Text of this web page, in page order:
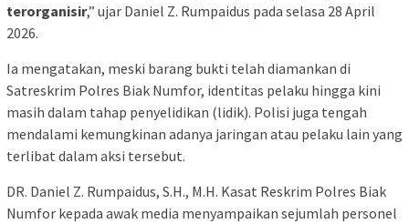
terorganisir,” ujar Daniel Z. Rumpaidus pada selasa 28 April
2026.
Ia mengatakan, meski barang bukti telah diamankan di
Satreskrim Polres Biak Numfor, identitas pelaku hingga kini
masih dalam tahap penyelidikan (lidik). Polisi juga tengah
mendalami kemungkinan adanya jaringan atau pelaku lain yang
terlibat dalam aksi tersebut.
DR. Daniel Z. Rumpaidus, S.H., M.H. Kasat Reskrim Polres Biak
Numfor kepada awak media menyampaikan sejumlah personel